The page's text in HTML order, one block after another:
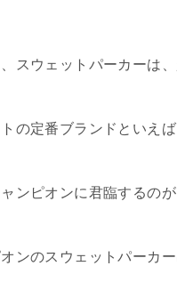
スウェットパーカーは
の定番ブランドといえ
ンピオンに君臨するのが
ンのスウェットパーカ